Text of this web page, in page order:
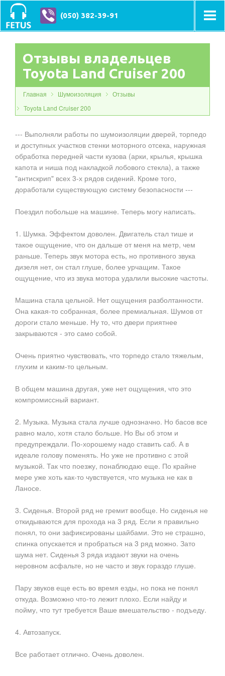
(050) 382-39-91
Отзывы владельцев
Toyota Land Cruiser 200
Главная Шумоизоляция
Отзывы
Toyota Land Cruiser 200
--- Выполняли работы по шумоизоляции дверей, торпедо
и доступных участков стенки моторного отсека, наружная
обработка передней части кузова (арки, крылья, крышка
капота и ниша под накладкой лобового стекла), а также
"антискрип" всех 3-х рядов сидений. Кроме того,
доработали существующую систему безопасности ---
Поездил побольше на машине. Теперь могу написать.
1. Шумка. Эффектом доволен. Двигатель стал тише и
такое ощущение, что он дальше от меня на метр, чем
раньше. Теперь звук мотора есть, но противного звука
дизеля нет, он стал глуше, более урчащим. Такое
ощущение, что из звука мотора удалили высокие частоты.
Машина стала цельной. Нет ощущения разболтанности.
Она какая-то собранная, более премиальная. Шумов от
дороги стало меньше. Ну то, что двери приятнее
закрываются - это само собой.
Очень приятно чувствовать, что торпедо стало тяжелым,
глухим и каким-то цельным.
В общем машина другая, уже нет ощущения, что это
компромиссный вариант.
2. Музыка. Музыка стала лучше однозначно. Но басов все
равно мало, хотя стало больше. Но Вы об этом и
предупреждали. По-хорошему надо ставить саб. А в
идеале голову поменять. Но уже не противно с этой
музыкой. Так что поезжу, понаблюдаю еще. По крайне
мере уже хоть как-то чувствуется, что музыка не как в
Ланосе.
3. Сиденья. Второй ряд не гремит вообще. Но сиденья не
откидываются для прохода на 3 ряд. Если я правильно
понял, то они зафиксированы шайбами. Это не страшно,
спинка опускается и пробраться на 3 ряд можно. Зато
шума нет. Сиденья 3 ряда издают звуки на очень
неровном асфальте, но не часто и звук гораздо глуше.
Пару звуков еще есть во время езды, но пока не понял
откуда. Возможно что-то лежит плохо. Если найду и
пойму, что тут требуется Ваше вмешательство - подъеду.
4. Автозапуск.
Все работает отлично. Очень доволен.